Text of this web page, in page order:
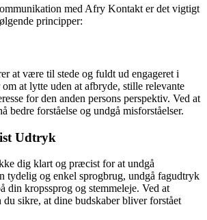
med Afry Kontakt er det vigtigt
principper:
at være til stede og fuldt ud engageret i
at lytte uden at afbryde, stille relevante
for den anden persons perspektiv. Ved at
bedre forståelse og undgå misforståelser.
Udtryk
dig klart og præcist for at undgå
tydelig og enkel sprogbrug, undgå fagudtryk
din kropssprog og stemmeleje. Ved at
sikre, at dine budskaber bliver forstået